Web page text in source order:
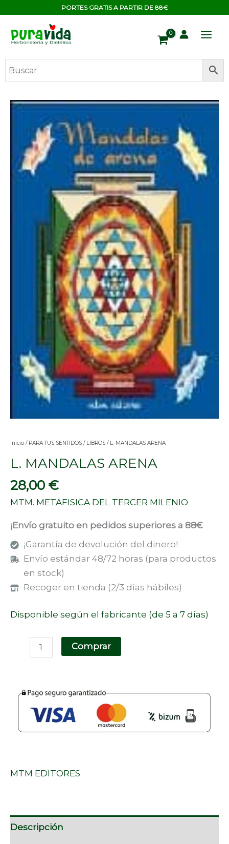
contenido
PORTES GRATIS A PARTIR DE 88€
Inicio / PARA TUS SENTIDOS / LIBROS / L. MANDALAS ARENA
L. MANDALAS ARENA
28,00 €
MTM. METAFISICA DEL TERCER MILENIO
¡Envío gratuito en pedidos superiores a 88€
¡Garantía de devolución del dinero!
Envío estándar 48/72 horas (para productos
en stock)
Recoger en tienda (2/3 días hábiles)
Disponible según el fabricante (de 5 a 7 días)
L.
MANDALAS
ARENA
cantidad
Comprar
MTM EDITORES
Descripción